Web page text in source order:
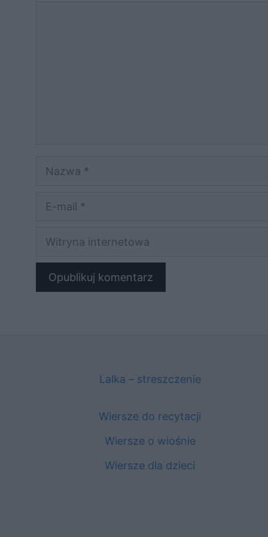
Nazwa
Witryna
Lalka – streszczenie
Wiersze do recytacji
Wiersze o wiośnie
Wiersze dla dzieci